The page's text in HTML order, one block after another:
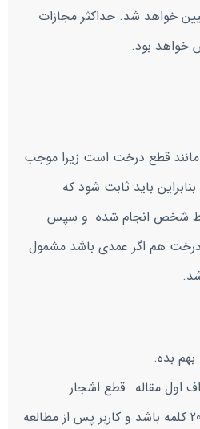
خواهد شد. حداکثر مجازات
قطع درخت است زیرا موجب
باید ثابت شود که
شخص انجام شده و سپس
هم اگر عمدی باشد مشمول
بده.
اول مقاله : قطع اشجار
این خلاصه باید بین 100 تا 200 کلمه باشد و کاربر پس از مطالعه